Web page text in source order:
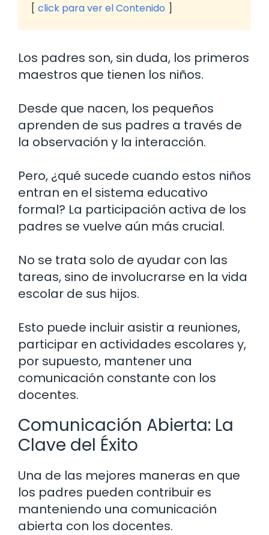
click para ver el Contenido
Los padres son, sin duda, los primeros
maestros que tienen los niños.
Desde que nacen, los pequeños
aprenden de sus padres a través de
la observación y la interacción.
Pero, ¿qué sucede cuando estos niños
entran en el sistema educativo
formal? La participación activa de los
padres se vuelve aún más crucial.
No se trata solo de ayudar con las
tareas, sino de involucrarse en la vida
escolar de sus hijos.
Esto puede incluir asistir a reuniones,
participar en actividades escolares y,
por supuesto, mantener una
comunicación constante con los
docentes.
Comunicación Abierta: La
Clave del Éxito
Una de las mejores maneras en que
los padres pueden contribuir es
manteniendo una comunicación
abierta con los docentes.